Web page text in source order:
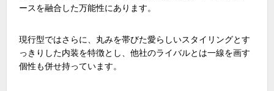
ースを融合した万能性にあります。
現行型ではさらに、丸みを帯びた愛らしいスタイリングとす
っきりした内装を特徴とし、他社のライバルとは一線を画す
個性も併せ持っています。